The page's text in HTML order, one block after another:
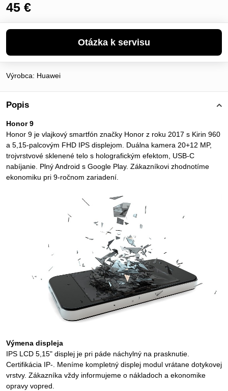
45 €
Výrobca: Huawei
Popis
Honor 9
Honor 9 je vlajkový smartfón značky Honor z roku 2017 s Kirin 960
a 5,15-palcovým FHD IPS displejom. Duálna kamera 20+12 MP,
trojvrstvové sklenené telo s holografickým efektom, USB-C
nabíjanie. Plný Android s Google Play. Zákazníkovi zhodnotíme
ekonomiku pri 9-ročnom zariadení.
Výmena displeja
IPS LCD 5,15" displej je pri páde náchylný na prasknutie.
Certifikácia IP-. Meníme kompletný displej modul vrátane dotykovej
vrstvy. Zákazníka vždy informujeme o nákladoch a ekonomike
opravy vopred.